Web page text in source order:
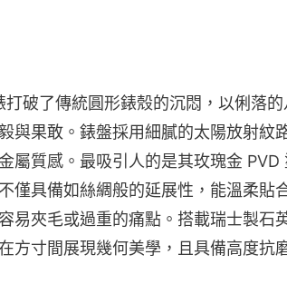
打破了傳統圓形錶殼的沉悶，以俐落
與果敢。錶盤採用細膩的太陽放射紋
屬質感。最吸引人的是其玫瑰金 PVD
僅具備如絲綢般的延展性，能溫柔貼
易夾毛或過重的痛點。搭載瑞士製石
方寸間展現幾何美學，且具備高度抗